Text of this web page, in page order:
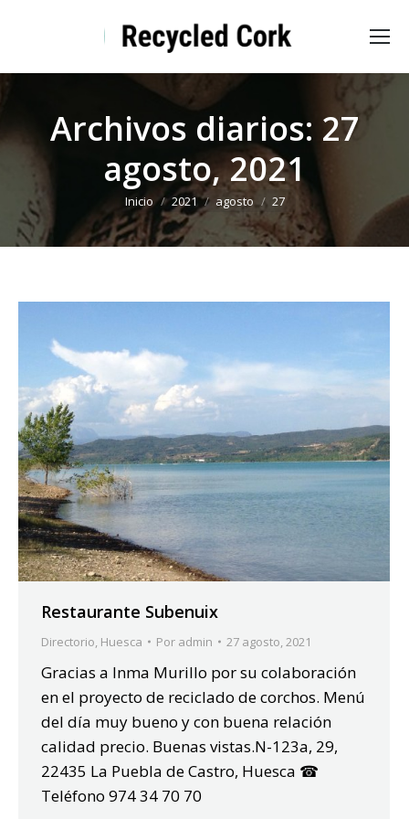
Archivos diarios: 27
agosto, 2021
Estás aquí:
Inicio 2021 agosto 27
Restaurante Subenuix
Directorio, Huesca Por admin 27 agosto, 2021
Gracias a Inma Murillo por su colaboración
en el proyecto de reciclado de corchos. Menú
del día muy bueno y con buena relación
calidad precio. Buenas vistas.N-123a, 29,
22435 La Puebla de Castro, Huesca ☎
Teléfono 974 34 70 70